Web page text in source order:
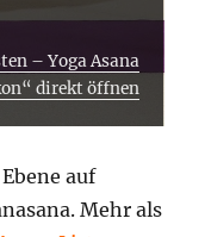
– Yoga Asana
direkt öffnen
auf
Mehr als